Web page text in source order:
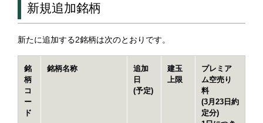
新規追加銘柄
新たに追加する2銘柄は次のとおりです。
銘
柄
コ
ー
ド
銘柄名称
追加
日
(予定)
建玉
上限
プレミア
ム空売り
料
(3月23日約
定分)